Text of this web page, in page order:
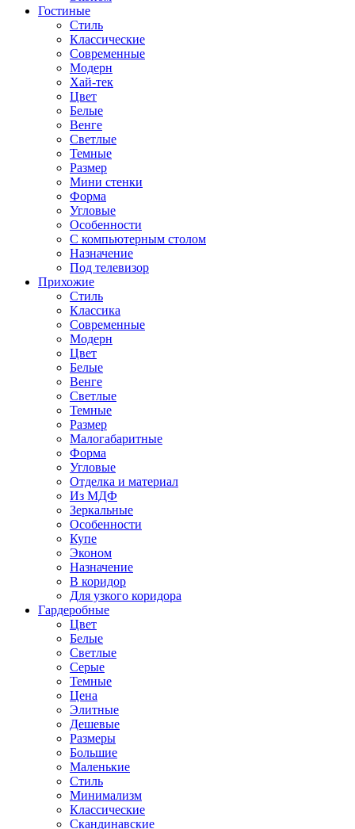
Гостиные
Стиль
Классические
Современные
Модерн
Хай-тек
Цвет
Белые
Венге
Светлые
Темные
Размер
Мини стенки
Форма
Угловые
Особенности
С компьютерным столом
Назначение
Под телевизор
Прихожие
Стиль
Классика
Современные
Модерн
Цвет
Белые
Венге
Светлые
Темные
Размер
Малогабаритные
Форма
Угловые
Отделка и материал
Из МДФ
Зеркальные
Особенности
Купе
Эконом
Назначение
В коридор
Для узкого коридора
Гардеробные
Цвет
Белые
Светлые
Серые
Темные
Цена
Элитные
Дешевые
Размеры
Большие
Маленькие
Стиль
Минимализм
Классические
Скандинавские